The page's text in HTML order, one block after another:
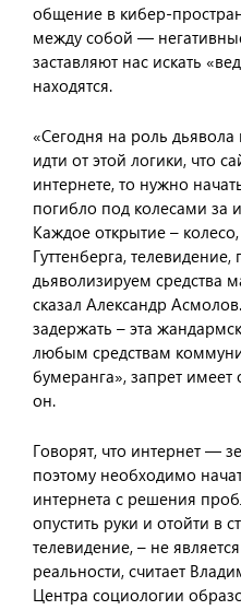
общение в кибер-
между собой —
заставляют нас искать
находятся.
«Сегодня на роль
идти от этой логики, что
интернете, то нужно
погибло под колесами за
Каждое открытие –
Гуттенберга,
дьяволизируем средства
сказал Александр
задержать – эта
любым средствам
бумеранга», запрет
он.
Говорят, что интернет —
поэтому необходимо
интернета с решения
опустить руки и отойти в
телевидение, – не
реальности, считает
Центра социологии